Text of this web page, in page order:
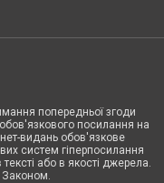
попередньої згоди
посилання на
видань обов'язкове
систем гіперпосилання
або в якості джерела.
Законом.